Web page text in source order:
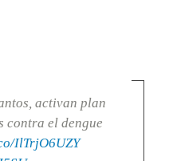
activan plan
contra el dengue
IlTrjO6UZY